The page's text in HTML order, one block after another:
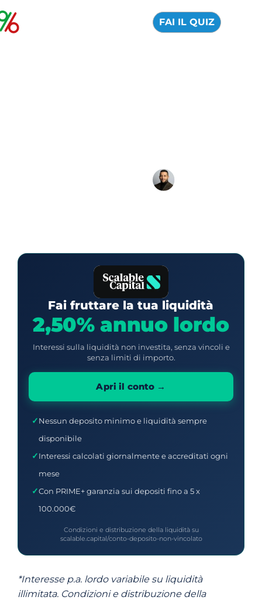
FAI IL QUIZ
Fai fruttare la tua liquidità
2,50% annuo lordo
Interessi sulla liquidità non investita, senza vincoli e
senza limiti di importo.
Apri il conto →
Nessun deposito minimo e liquidità sempre
disponibile
Interessi calcolati giornalmente e accreditati ogni
mese
Con PRIME+ garanzia sui depositi fino a 5 x
100.000€
Condizioni e distribuzione della liquidità su
scalable.capital/conto-deposito-non-vincolato
*Interesse p.a. lordo variabile su liquidità
illimitata. Condizioni e distribuzione della